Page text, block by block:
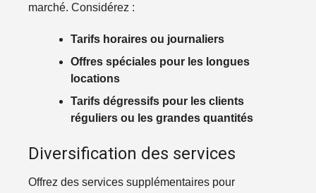
marché. Considérez :
Tarifs horaires ou journaliers
Offres spéciales pour les longues
locations
Tarifs dégressifs pour les clients
réguliers ou les grandes quantités
Diversification des services
Offrez des services supplémentaires pour